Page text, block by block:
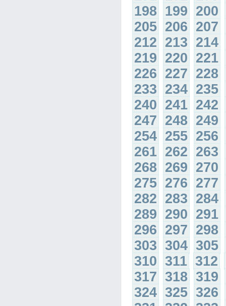
198 199 200
205 206 207
212 213 214
219 220 221
226 227 228
233 234 235
240 241 242
247 248 249
254 255 256
261 262 263
268 269 270
275 276 277
282 283 284
289 290 291
296 297 298
303 304 305
310 311 312
317 318 319
324 325 326